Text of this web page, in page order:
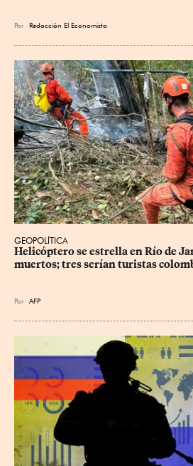
Por Redacción El Economista
GEOPOLÍTICA
Helicóptero se estrella en Río de
muertos; tres serían turistas
Por AFP